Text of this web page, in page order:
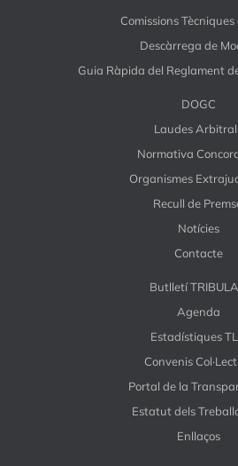
Comissions Tècniques
Descàrrega de
Guia Ràpida del Reglament
DOGC
Laudes
Normativa
Organismes
Recull de
Notícies
Contacte
Butlletí
Agenda
Estadístiques
Convenis
Portal de la
Estatut dels
Enllaços